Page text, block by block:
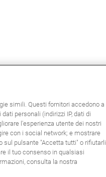
simili. Questi fornitori accedono a
personali (indirizzi IP, dati di
l'esperienza utente dei nostri
con i social network; e mostrare
sul pulsante "Accetta tutti" o rifiutarli
il tuo consenso in qualsiasi
consulta la nostra